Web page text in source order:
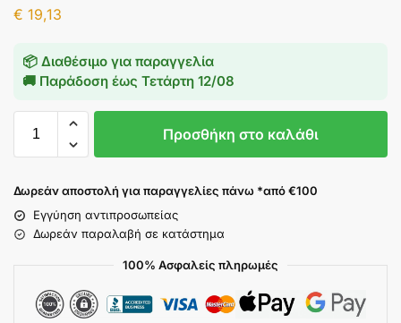
€ 19,13
📦 Διαθέσιμο για παραγγελία
🚚 Παράδοση έως Τετάρτη 12/08
Προσθήκη στο καλάθι
Δωρεάν αποστολή για παραγγελίες πάνω *από €100
Εγγύηση αντιπροσωπείας
Δωρεάν παραλαβή σε κατάστημα
100% Ασφαλείς πληρωμές